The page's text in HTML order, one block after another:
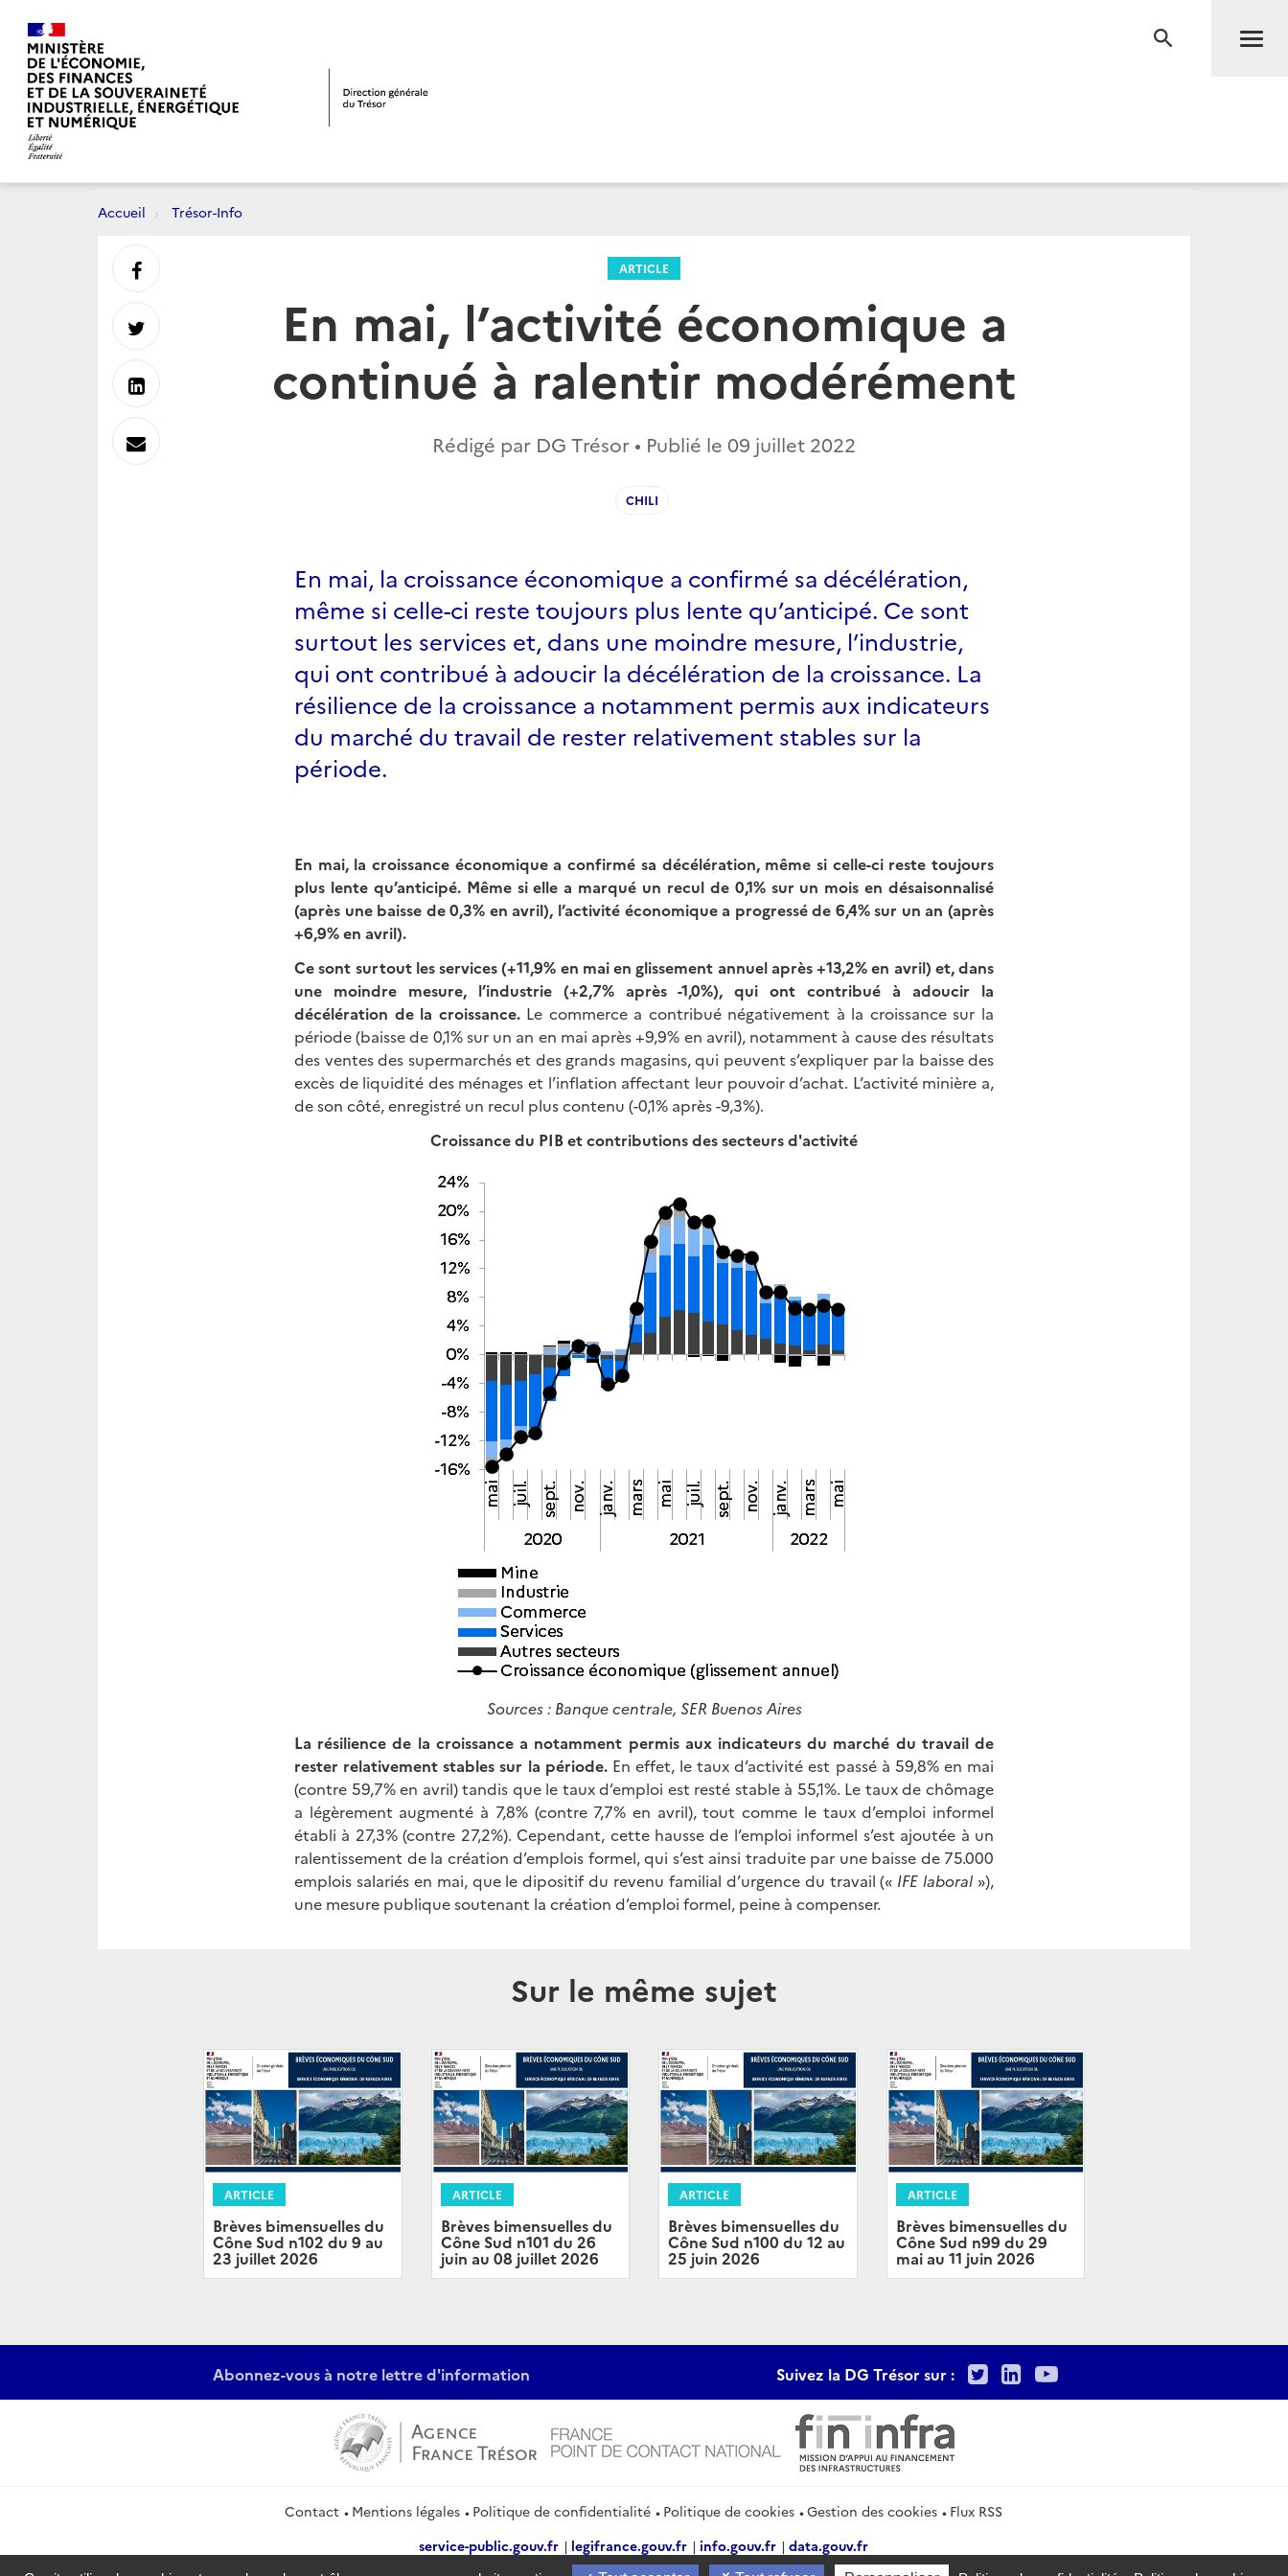
RECHERCHE
Accueil Trésor-Info
ARTICLE
En mai, l’activité économique a
continué à ralentir modérément
Rédigé par DG Trésor • Publié le 09 juillet 2022
CHILI
En mai, la croissance économique a confirmé sa décélération,
même si celle-ci reste toujours plus lente qu’anticipé. Ce sont
surtout les services et, dans une moindre mesure, l’industrie,
qui ont contribué à adoucir la décélération de la croissance. La
résilience de la croissance a notamment permis aux indicateurs
du marché du travail de rester relativement stables sur la
période.
En mai, la croissance économique a confirmé sa décélération, même si celle-ci reste toujours
plus lente qu’anticipé. Même si elle a marqué un recul de 0,1% sur un mois en désaisonnalisé
(après une baisse de 0,3% en avril), l’activité économique a progressé de 6,4% sur un an (après
+6,9% en avril).
Ce sont surtout les services (+11,9% en mai en glissement annuel après +13,2% en avril) et, dans
une moindre mesure, l’industrie (+2,7% après -1,0%), qui ont contribué à adoucir la
décélération de la croissance.Le commerce a contribué négativement à la croissance sur la
période (baisse de 0,1% sur un an en mai après +9,9% en avril), notamment à cause des résultats
des ventes des supermarchés et des grands magasins, qui peuvent s’expliquer par la baisse des
excès de liquidité des ménages et l’inflation affectant leur pouvoir d’achat. L’activité minière a,
de son côté, enregistré un recul plus contenu (-0,1% après -9,3%).
Croissance du PIB et contributionsdes secteurs d'activité
Sources : Banque centrale, SER Buenos Aires
La résilience de la croissance a notamment permis aux indicateurs du marché du travail de
rester relativement stables sur la période.En effet, le taux d’activité est passé à 59,8% en mai
(contre 59,7% en avril) tandis que le taux d’emploi est resté stable à 55,1%. Le taux de chômage
a légèrement augmenté à 7,8% (contre 7,7% en avril), tout comme le taux d’emploi informel
établi à 27,3% (contre 27,2%). Cependant, cette hausse de l’emploi informel s’est ajoutée à un
ralentissement de la création d’emplois formel, qui s’est ainsi traduite par une baisse de 75.000
emplois salariés en mai, que le dipositif du revenu familial d’urgence du travail (« IFE laboral »),
une mesure publique soutenant la création d’emploi formel, peine à compenser.
Sur le même sujet
ARTICLE
Brèves bimensuelles du
Cône Sud n102 du 9 au
23 juillet 2026
ARTICLE
Brèves bimensuelles du
Cône Sud n101 du 26
juin au 08 juillet 2026
ARTICLE
Brèves bimensuelles du
Cône Sud n100 du 12 au
25 juin 2026
ARTICLE
Brèves bimensuelles du
Cône Sud n99 du 29
mai au 11 juin 2026
Partager
sur
Partager
sur
Partager
sur
Envoyer
Abonnez-vous à notre lettre d'information Suivez la DG Trésor sur : TwitterLinkedIn
Youtube
Contact Mentions légales Politique de confidentialité Politique de cookies Gestion des cookies
Flux RSS
service-public.gouv.fr
legifrance.gouv.fr info.gouv.fr
data.gouv.fr